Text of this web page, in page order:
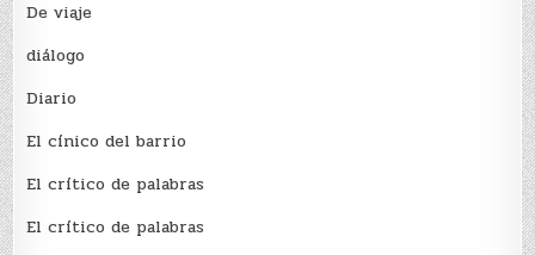
De viaje
diálogo
Diario
El cínico del barrio
El crí­tico de palabras
El crí­tico de palabras